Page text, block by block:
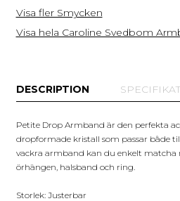
Visa fler Smycken
Visa hela Caroline Svedbom
DESCRIPTION
Petite Drop Armband är den perfekta
dropformade kristall som passar både
vackra armband kan du enkelt matcha
örhängen, halsband och ring.
Storlek: Justerbar